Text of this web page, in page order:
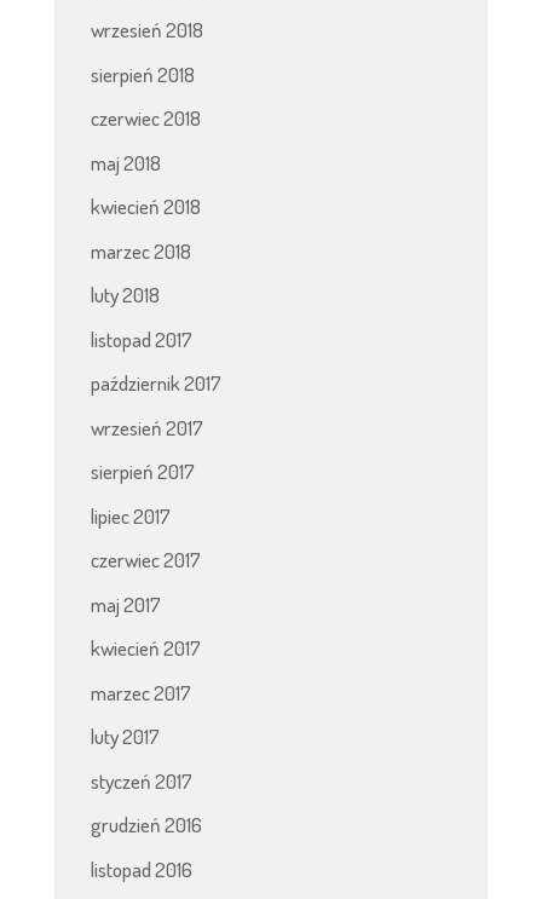
wrzesień 2018
sierpień 2018
czerwiec 2018
maj 2018
kwiecień 2018
marzec 2018
luty 2018
listopad 2017
październik 2017
wrzesień 2017
sierpień 2017
lipiec 2017
czerwiec 2017
maj 2017
kwiecień 2017
marzec 2017
luty 2017
styczeń 2017
grudzień 2016
listopad 2016